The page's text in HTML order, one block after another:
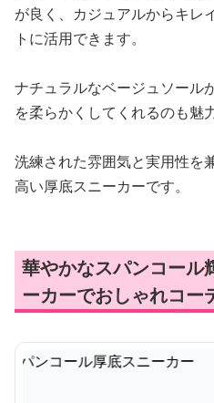
が良く、カジュアルからキレ
トに活用できます。
ナチュラルなベージュソール
を柔らかくしてくれるのも魅
洗練された雰囲気と実用性を
高い厚底スニーカーです。
華やかなスパンコール
ーカーでおしゃれコー